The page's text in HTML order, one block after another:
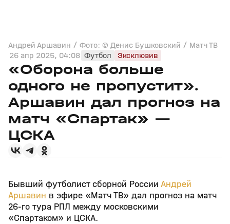
Андрей Аршавин / Фото: © Денис Бушковский / Матч ТВ
26 апр 2025, 04:08 Футбол Эксклюзив
«Оборона больше
одного не пропустит».
Аршавин дал прогноз на
матч «Спартак» —
ЦСКА
Бывший футболист сборной России Андрей
Аршавин в эфире «Матч ТВ» дал прогноз на матч
26-го тура РПЛ между московскими
«Спартаком» и ЦСКА.